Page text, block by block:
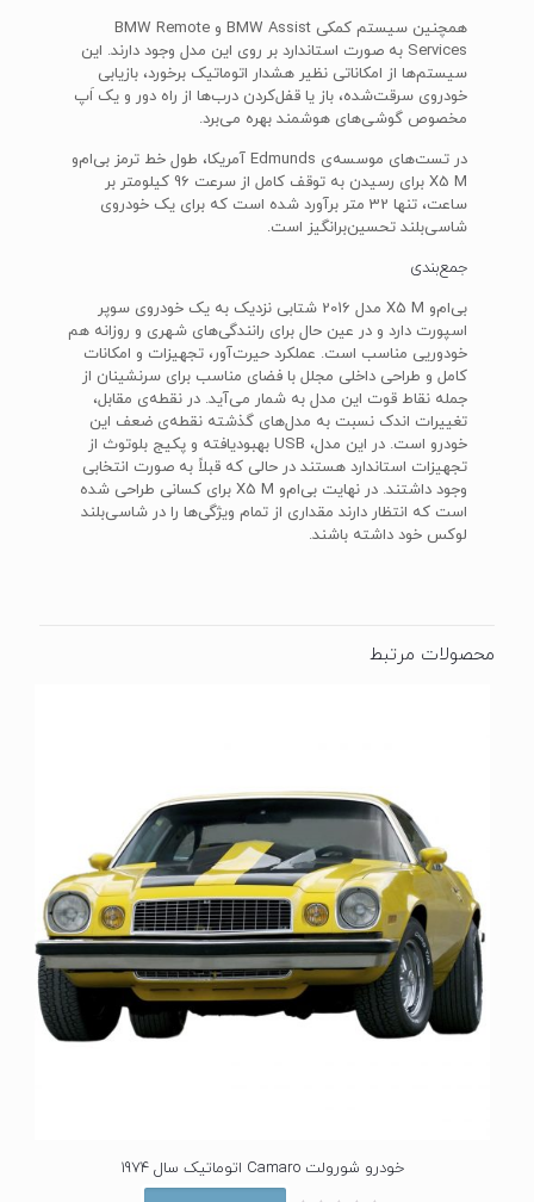
همچنین سیستم کمکی BMW Assist و BMW Remote
Services به صورت استاندارد بر روی این مدل وجود دارند. این
سیستم‌ها از امکاناتی نظیر هشدار اتوماتیک برخورد، بازیابی
خودروی سرقت‌شده، باز یا قفل‌کردن درب‌ها از راه دور و یک اَپ
مخصوص گوشی‌های هوشمند بهره می‌برد.
در تست‌های موسسه‌ی Edmunds آمریکا، طول خط ترمز بی‌ام‌و
X5 M برای رسیدن به توقف کامل از سرعت 96 کیلومتر بر
ساعت، تنها 32 متر برآورد شده است که برای یک خودروی
شاسی‌بلند تحسین‌برانگیز است.
جمع‌بندی
بی‌ام‌و X5 M مدل 2016 شتابی نزدیک به یک خودروی سوپر
اسپورت دارد و در عین حال برای رانندگی‌های شهری و روزانه هم
خودوریی مناسب است. عملکرد حیرت‌آور، تجهیزات و امکانات
کامل و طراحی داخلی مجلل با فضای مناسب برای سرنشینان از
جمله نقاط قوت این مدل به شمار می‌آید. در نقطه‌ی مقابل،
تغییرات اندک نسبت به مدل‌های گذشته نقطه‌ی ضعف این
خودرو است. در این مدل، USB بهبودیافته و پکیج بلوتوث از
تجهیزات استاندارد هستند در حالی که قبلاً به صورت انتخابی
وجود داشتند. در نهایت بی‌ام‌و X5 M برای کسانی طراحی شده
است که انتظار دارند مقداری از تمام ویژگی‌ها را در شاسی‌بلند
لوکس خود داشته باشند.
محصولات مرتبط
خودرو شورولت Camaro اتوماتیک سال 1974